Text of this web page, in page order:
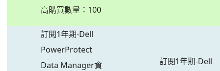
高購買數量：100
訂閱1年期-Dell
PowerProtect
Data Manager資
訂閱1年期-Dell